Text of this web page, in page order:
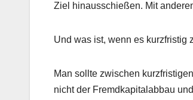
Ziel hinausschießen. Mit
Und was ist, wenn es kurzfristig
Man sollte zwischen
nicht der Fremdkapitalabbau